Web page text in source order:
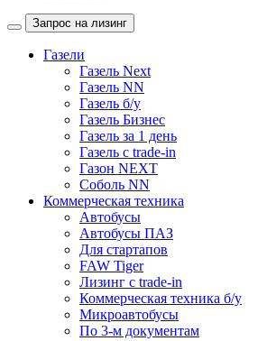
Запрос на лизинг
Газели
Газель Next
Газель NN
Газель б/у
Газель Бизнес
Газель за 1 день
Газель с trade-in
Газон NEXT
Соболь NN
Коммерческая техника
Автобусы
Автобусы ПАЗ
Для стартапов
FAW Tiger
Лизинг с trade-in
Коммерческая техника б/у
Микроавтобусы
По 3-м документам